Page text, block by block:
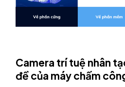
Camera trí tuệ nhân
đề của máy chấm